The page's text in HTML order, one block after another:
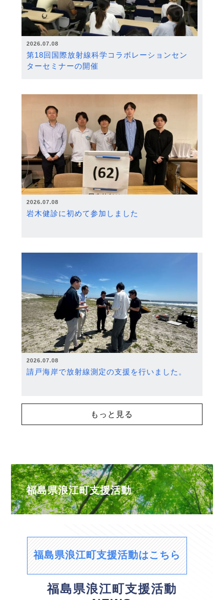
2026.07.08
第18回国際放射線科学コラボレーションセン
ターセミナーの開催
2026.07.08
岩木健診に初めて参加しました
2026.07.08
請戸海岸で放射線測定の支援を行いました。
もっと見る
福島県浪江町支援活動
福島県浪江町支援活動はこちら
福島県浪江町支援活動